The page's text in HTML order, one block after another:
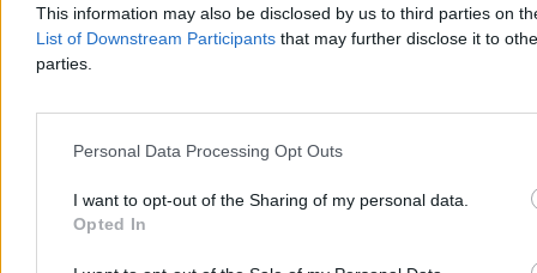
This information may also be disclosed by us to third parties on
List of Downstream Participants that may further disclose it to
parties.
Personal Data Processing Opt Outs
I want to opt-out of the Sharing of my personal data.
Opted In
Katarzyna Dybińska
07.08.2026
3 min
Moto